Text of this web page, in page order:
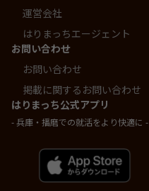
運営会社
はりまっちエージェント
お問い合わせ
お問い合わせ
掲載に関するお問い合わせ
はりまっち公式アプリ
- 兵庫・播磨での就活をより快適に -